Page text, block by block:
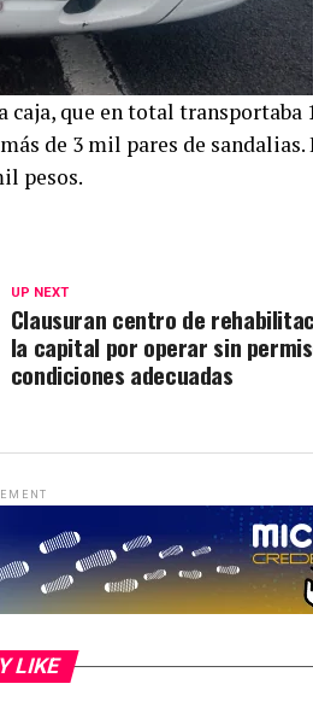
que en total transportaba
de 3 mil pares de
pesos.
UP NEXT
Clausuran centro de
la capital por operar sin
condiciones adecuadas
LIKE